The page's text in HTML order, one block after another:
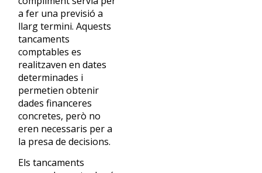
a fer una previsió a
llarg termini. Aquests
tancaments
comptables es
realitzaven en dates
determinades i
permetien obtenir
dades financeres
concretes, però no
eren necessaris per a
la presa de decisions.
Els tancaments